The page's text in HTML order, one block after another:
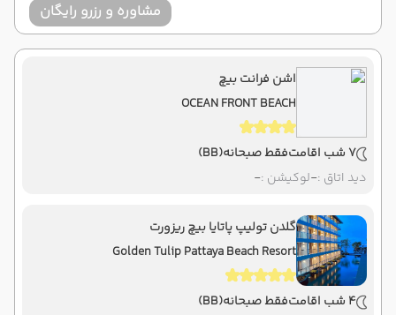
مشاوره و رزرو رایگان
اشن فرانت بیچ
OCEAN FRONT BEACH
7 شب اقامت فقط صبحانه(BB)
دید اتاق :-لوکیشن :-
گلدن تولیپ پاتایا بیچ ریزورت
Golden Tulip Pattaya Beach Resort
4 شب اقامت فقط صبحانه(BB)